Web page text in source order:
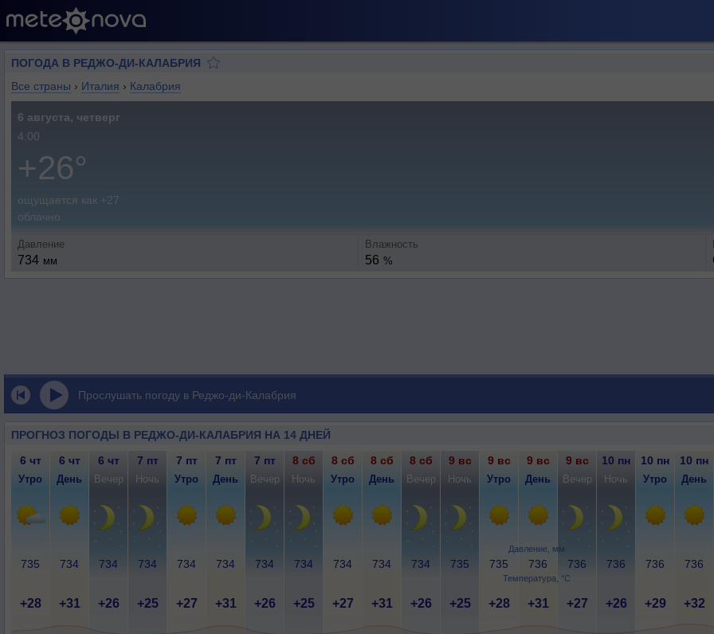
ПОГОДА В РЕДЖО-ДИ-КАЛАБРИЯ
Все страны › Италия › Калабрия
6 августа, четверг
4:00
+26°
ощущается как +27
облачно
Давление
734 мм
Влажность
56 %
Прослушать погоду в Реджо-ди-Калабрия
ПРОГНОЗ ПОГОДЫ В РЕДЖО-ДИ-КАЛАБРИЯ НА 14 ДНЕЙ
Давление, мм
Температура, °C
6 чт 6 чт 6 чт 7 пт 7 пт 7 пт 7 пт 8 сб 8 сб 8 сб 8 сб 9 вс 9 вс 9 вс 9 вс 10 пн 10 пн 10 пн
Утро День Вечер Ночь Утро День Вечер Ночь Утро День Вечер Ночь Утро День Вечер Ночь Утро День
735 734 734 734 734 734 734 734 734 734 734 735 735 736 736 736 736 736
+28 +31 +26 +25 +27 +31 +26 +25 +27 +31 +26 +25 +28 +31 +27 +26 +29 +32